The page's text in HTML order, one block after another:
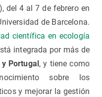
del 4 al 7 de febrero en
de Barcelona.
científica en ecología
integrada por más de
Portugal , y tiene como
sobre los
y mejorar la gestión